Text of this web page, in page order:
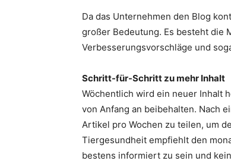
Da das Unternehmen den Blog
großer Bedeutung. Es besteht die
Verbesserungsvorschläge und
Schritt-für-Schritt zu mehr Inhalt
Wöchentlich wird ein neuer Inhalt
von Anfang an beibehalten. Nach
Artikel pro Wochen zu teilen, um
Tiergesundheit empfiehlt den
bestens informiert zu sein und